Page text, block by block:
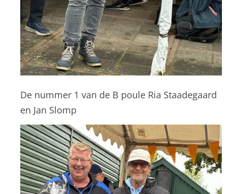
De nummer 1 van de B poule Ria Staadegaard
en Jan Slomp